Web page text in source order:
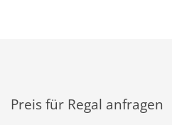
Preis für Regal anfragen